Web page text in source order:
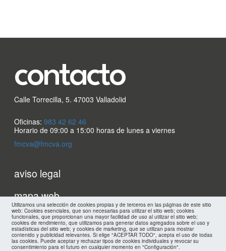
Utilizamos una selección de cookies propias y de terceros en las páginas de este sitio
web: Cookies esenciales, que son necesarias para utilizar el sitio web; cookies
funcionales, que proporcionan una mayor facilidad de uso al utilizar el sitio web;
cookies de rendimiento, que utilizamos para generar datos agregados sobre el uso y
estadísticas del sitio web; y cookies de marketing, que se utilizan para mostrar
contenido y publicidad relevantes. Si elige "ACEPTAR TODO", acepta el uso de todas
las cookies. Puede aceptar y rechazar tipos de cookies individuales y revocar su
consentimiento para el futuro en cualquier momento en "Configuración".
contacto
Calle Torrecilla, 5. 47003 Valladolid
Oficinas: 983 42 62 46
Horario de 09:00 a 15:00 horas de lunes a viernes
fmcva@fmcva.org
Menu
footer
FMC
aviso legal
mapa web
políticas de privacidad
cookies